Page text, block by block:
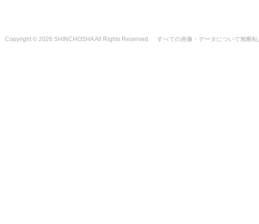
Copyright © 2026 SHINCHOSHA All Rights Reserved. すべての画像・データについて無断転